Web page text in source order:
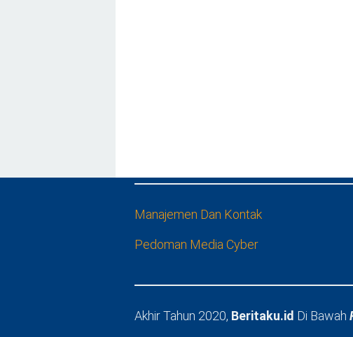
Manajemen Dan Kontak
Pedoman Media Cyber
Akhir Tahun 2020, Beritaku.id Di Bawah